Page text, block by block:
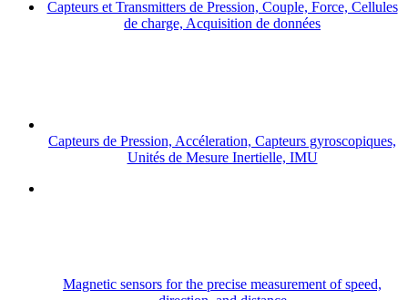
Capteurs et Transmitters de Pression, Couple, Force, Cellules
de charge, Acquisition de données
Capteurs de Pression, Accéleration, Capteurs gyroscopiques,
Unités de Mesure Inertielle, IMU
Magnetic sensors for the precise measurement of speed,